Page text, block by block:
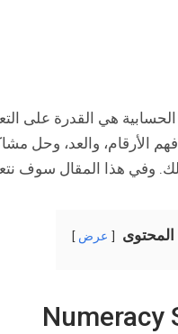
الحسابية هي القدرة على
فهم الأرقام، والعد، وحل
وفي هذا المقال سوف
عرض
Numeracy